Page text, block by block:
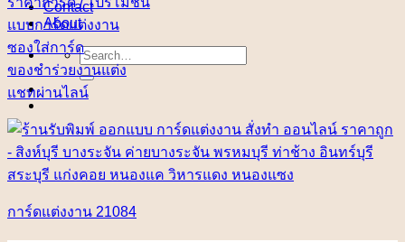
Contact
About
Search
for:
แบบการ์ดแต่งงาน
ซองใส่การ์ด
ของชำร่วยงานแต่ง
แชทผ่านไลน์
การ์ดแต่งงาน 21084